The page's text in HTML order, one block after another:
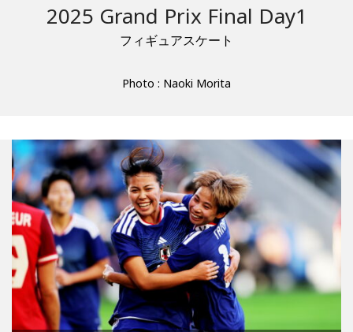
2025 Grand Prix Final Day1
フィギュアスケート
Photo : Naoki Morita